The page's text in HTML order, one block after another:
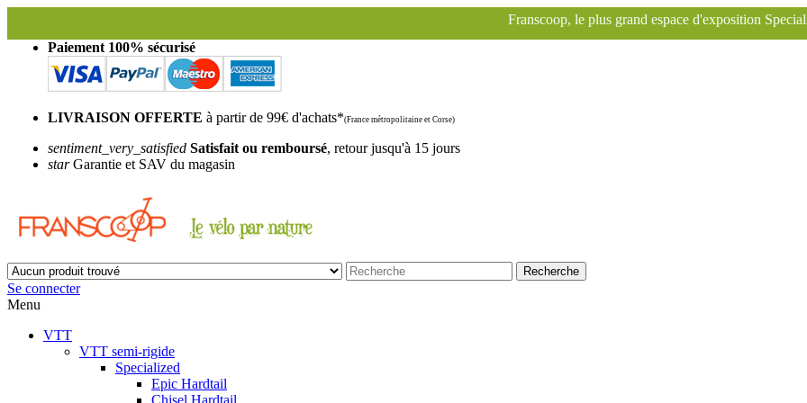
Franscoop, le plus grand espace d'exposition Specialized à Paris pour le
Paiement 100% sécurisé
LIVRAISON OFFERTE à partir de 99€ d'achats*(France métropolitaine et Corse)
sentiment_very_satisfied Satisfait ou remboursé, retour jusqu'à 15 jours
starGarantie et SAV du magasin
Recherche
Se connecter
Menu
VTT
VTT semi-rigide
Specialized
Epic Hardtail
Chisel Hardtail